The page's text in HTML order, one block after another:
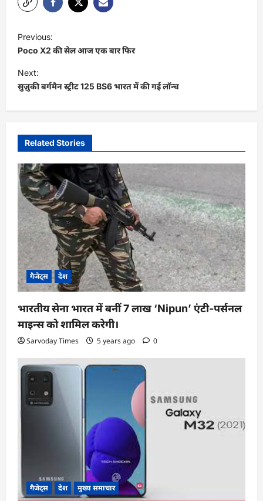
o
s
t
v
g
a
t
i
o
n
Previous:
Poco X2 की सेल आज एक बार फिर
Next:
सुज़ुकी बर्गमैन स्ट्रीट 125 BS6 भारत में की गई लॉन्च
Related Stories
गैजेट्स देश
भारतीय सेना भारत में बनीं 7 लाख ‘Nipun’ एंटी-पर्सनल
माइन्स को शामिल करेगी।
Sarvoday Times 5 years ago 0
गैजेट्स देश मुख्य समाचार